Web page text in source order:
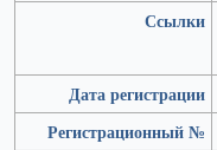
Ссылки
Дата регистрации
Регистрационный №